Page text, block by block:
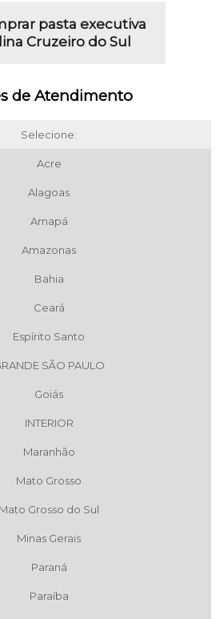
pasta executiva
Cruzeiro do Sul
de Atendimento
Selecione:
Acre
Alagoas
Amapá
Amazonas
Bahia
Ceará
Espírito Santo
SÃO PAULO
Goiás
INTERIOR
Maranhão
Mato Grosso
Mato Grosso do Sul
Minas Gerais
Paraná
Paraíba